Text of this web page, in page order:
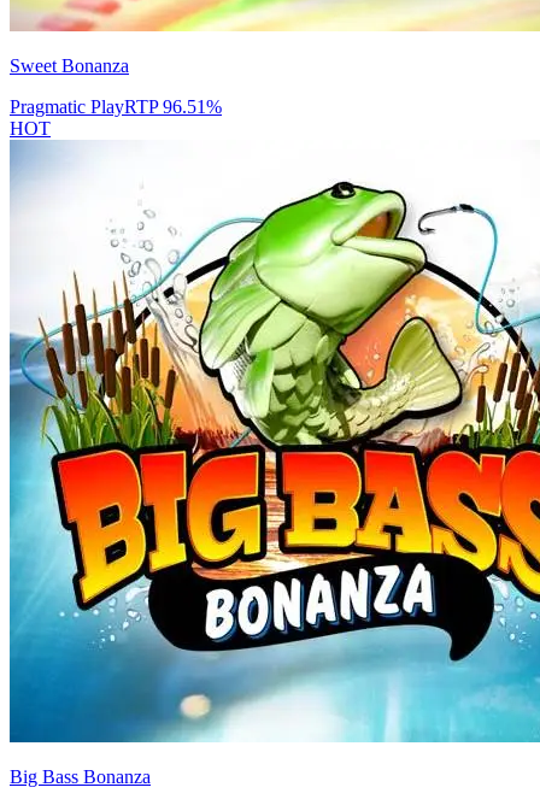
Sweet Bonanza
Pragmatic PlayRTP96.51%
HOT
Big Bass Bonanza